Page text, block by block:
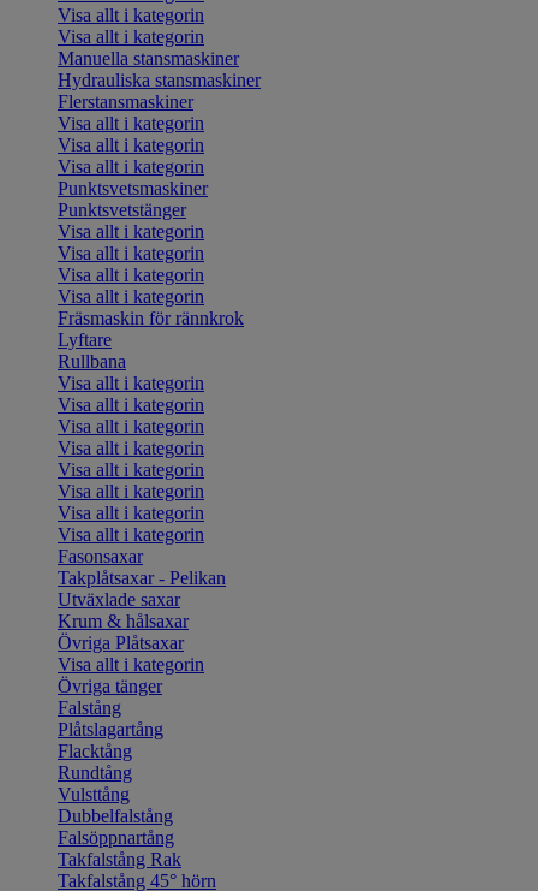
Visa allt i kategorin
Visa allt i kategorin
Manuella stansmaskiner
Hydrauliska stansmaskiner
Flerstansmaskiner
Visa allt i kategorin
Visa allt i kategorin
Visa allt i kategorin
Punktsvetsmaskiner
Punktsvetstänger
Visa allt i kategorin
Visa allt i kategorin
Visa allt i kategorin
Visa allt i kategorin
Fräsmaskin för rännkrok
Lyftare
Rullbana
Visa allt i kategorin
Visa allt i kategorin
Visa allt i kategorin
Visa allt i kategorin
Visa allt i kategorin
Visa allt i kategorin
Visa allt i kategorin
Visa allt i kategorin
Fasonsaxar
Takplåtsaxar - Pelikan
Utväxlade saxar
Krum & hålsaxar
Övriga Plåtsaxar
Visa allt i kategorin
Övriga tänger
Falstång
Plåtslagartång
Flacktång
Rundtång
Vulsttång
Dubbelfalstång
Falsöppnartång
Takfalstång Rak
Takfalstång 45° hörn